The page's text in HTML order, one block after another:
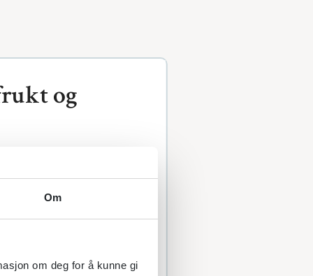
Om
om deg for å kunne gi
og
til antioksidanter,
de matvarene og
hos den enkelte
variert kosthold.
med koking, steking